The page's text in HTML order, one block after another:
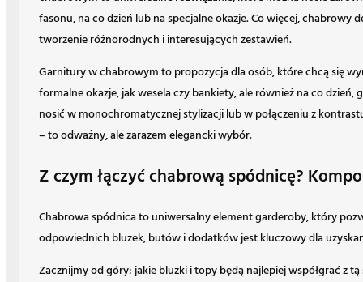
fasonu, na co dzień lub na specjalne okazje. Co więcej, chabrowy
tworzenie różnorodnych i interesujących zestawień.
Garnitury w chabrowym to propozycja dla osób, które chcą się
formalne okazje, jak wesela czy bankiety, ale również na co
nosić w monochromatycznej stylizacji lub w połączeniu z
– to odważny, ale zarazem elegancki wybór.
Z czym łączyć chabrową spódnicę?
Chabrowa spódnica to uniwersalny element garderoby, który
odpowiednich bluzek, butów i dodatków jest kluczowy dla
Zacznijmy od góry: jakie bluzki i topy będą najlepiej współgrać z